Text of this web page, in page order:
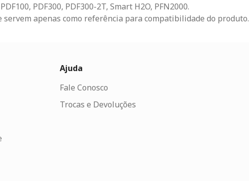
PDF300, PDF300-2T, Smart H2O, PFN2000.
apenas como referência para compatibilidade do produto.
Ajuda
Fale Conosco
Trocas e Devoluções